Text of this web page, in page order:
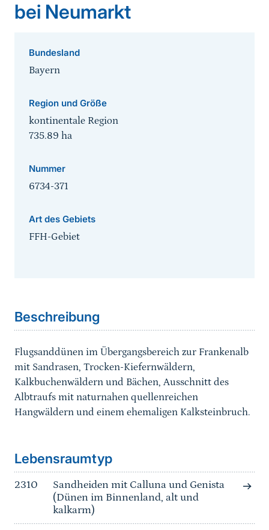
bei Neumarkt
Bundesland
Bayern
Region und Größe
kontinentale Region
735.89 ha
Nummer
6734-371
Art des Gebiets
FFH-Gebiet
Beschreibung
Flugsanddünen im Übergangsbereich zur Frankenalb
mit Sandrasen, Trocken-Kiefernwäldern,
Kalkbuchenwäldern und Bächen, Ausschnitt des
Albtraufs mit naturnahen quellenreichen
Hangwäldern und einem ehemaligen Kalksteinbruch.
Lebensraumtyp
2310
Sandheiden mit Calluna und Genista
(Dünen im Binnenland, alt und
kalkarm)